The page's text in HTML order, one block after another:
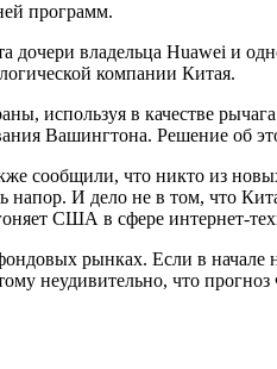
программ.
дочери владельца Huawei
компании Китая.
используя в качестве
Вашингтона. Решение об
сообщили, что никто из
И дело не в том, что
США в сфере интернет-
рынках. Если в начале
неудивительно, что